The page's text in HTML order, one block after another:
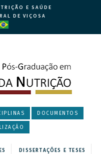
E SAÚDE
DE VIÇOSA
DOCUMENTOS
DISSERTAÇÕES E TESES